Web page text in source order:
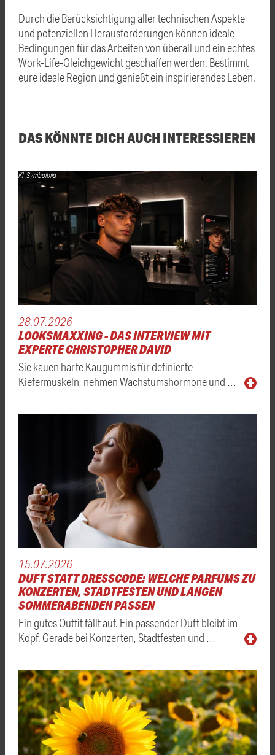
Durch die Berücksichtigung aller technischen Aspekte
und potenziellen Herausforderungen können ideale
Bedingungen für das Arbeiten von überall und ein echtes
Work-Life-Gleichgewicht geschaffen werden. Bestimmt
eure ideale Region und genießt ein inspirierendes Leben.
DAS KÖNNTE DICH AUCH INTERESSIEREN
KI-Symbolbild
28.07.2026
LOOKSMAXXING - DAS INTERVIEW MIT
EXPERTE CHRISTOPHER DAVID
Sie kauen harte Kaugummis für definierte
Kiefermuskeln, nehmen Wachstumshormone und …
15.07.2026
DUFT STATT DRESSCODE: WELCHE PARFUMS ZU
KONZERTEN, STADTFESTEN UND LANGEN
SOMMERABENDEN PASSEN
Ein gutes Outfit fällt auf. Ein passender Duft bleibt im
Kopf. Gerade bei Konzerten, Stadtfesten und …